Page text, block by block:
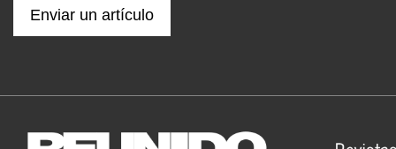
Enviar un artículo